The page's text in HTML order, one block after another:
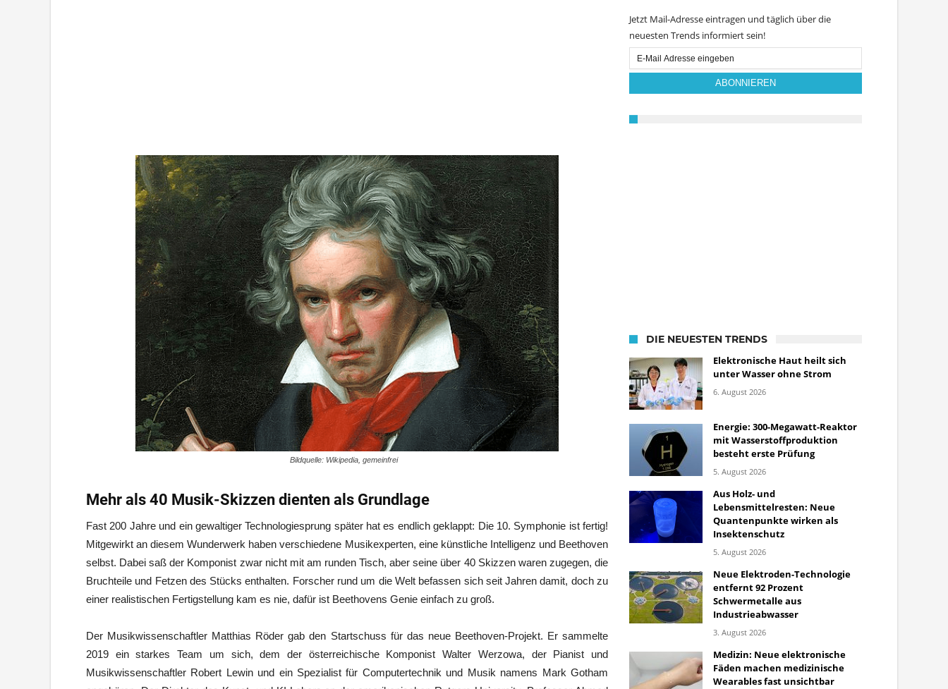
Bildquelle: Wikipedia, gemeinfrei
Mehr als 40 Musik-Skizzen dienten als Grundlage
Fast 200 Jahre und ein gewaltiger Technologiesprung später hat es endlich geklappt: Die 10. Symphonie ist fertig!
Mitgewirkt an diesem Wunderwerk haben verschiedene Musikexperten, eine künstliche Intelligenz und Beethoven
selbst. Dabei saß der Komponist zwar nicht mit am runden Tisch, aber seine über 40 Skizzen waren zugegen, die
Bruchteile und Fetzen des Stücks enthalten. Forscher rund um die Welt befassen sich seit Jahren damit, doch zu
einer realistischen Fertigstellung kam es nie, dafür ist Beethovens Genie einfach zu groß.
Der Musikwissenschaftler Matthias Röder gab den Startschuss für das neue Beethoven-Projekt. Er sammelte
2019 ein starkes Team um sich, dem der österreichische Komponist Walter Werzowa, der Pianist und
Musikwissenschaftler Robert Lewin und ein Spezialist für Computertechnik und Musik namens Mark Gotham
Jetzt Mail-Adresse eintragen und täglich über die
neuesten Trends informiert sein!
Email
Subscription
ABONNIEREN
DIE NEUESTEN TRENDS
Elektronische Haut heilt sich
unter Wasser ohne Strom
6. August 2026
Energie: 300-Megawatt-Reaktor
mit Wasserstoffproduktion
besteht erste Prüfung
5. August 2026
Aus Holz- und
Lebensmittelresten: Neue
Quantenpunkte wirken als
Insektenschutz
5. August 2026
Neue Elektroden-Technologie
entfernt 92 Prozent
Schwermetalle aus
Industrieabwasser
3. August 2026
Medizin: Neue elektronische
Fäden machen medizinische
Wearables fast unsichtbar